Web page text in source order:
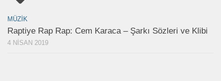
MÜZIK
Raptiye Rap Rap: Cem Karaca – Şarkı Sözleri ve Klibi
4 NISAN 2019